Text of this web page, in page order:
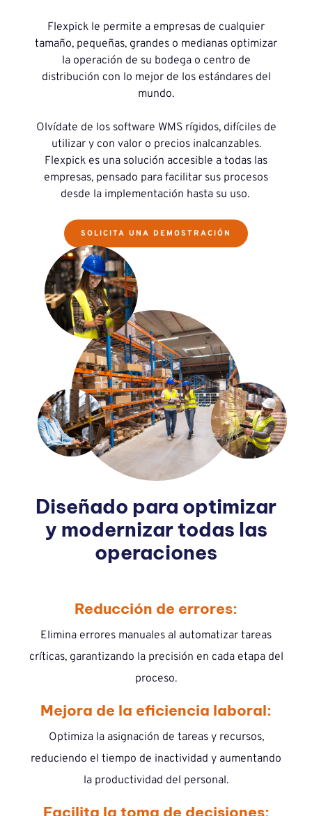
Flexpick le permite a empresas de cualquier
tamaño, pequeñas, grandes o medianas optimizar
la operación de su bodega o centro de
distribución con lo mejor de los estándares del
mundo.
Olvídate de los software WMS rígidos, difíciles de
utilizar y con valor o precios inalcanzables.
Flexpick es una solución accesible a todas las
empresas, pensado para facilitar sus procesos
desde la implementación hasta su uso.
SOLICITA UNA DEMOSTRACIÓN
Diseñado para optimizar
y modernizar todas las
operaciones
Reducción de errores:
Elimina errores manuales al automatizar tareas
críticas, garantizando la precisión en cada etapa del
proceso.
Mejora de la eficiencia laboral:
Optimiza la asignación de tareas y recursos,
reduciendo el tiempo de inactividad y aumentando
la productividad del personal.